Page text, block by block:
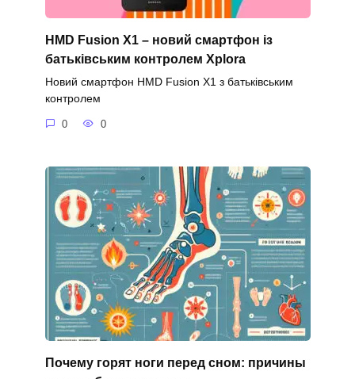
HMD Fusion X1 – новий смартфон із
батьківським контролем Xplora
Новий смартфон HMD Fusion X1 з батьківським
контролем
0 0
Почему горят ноги перед сном: причины